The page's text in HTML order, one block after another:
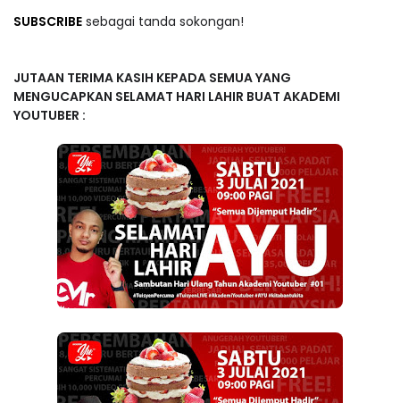
SUBSCRIBE sebagai tanda sokongan!
JUTAAN TERIMA KASIH KEPADA SEMUA YANG
MENGUCAPKAN SELAMAT HARI LAHIR BUAT AKADEMI
YOUTUBER :